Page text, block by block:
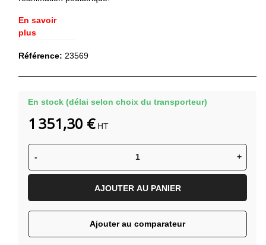
En savoir
plus
Référence: 23569
En stock (délai selon choix du transporteur)
- +
AJOUTER AU PANIER
Ajouter au comparateur
1 351,30 € HT